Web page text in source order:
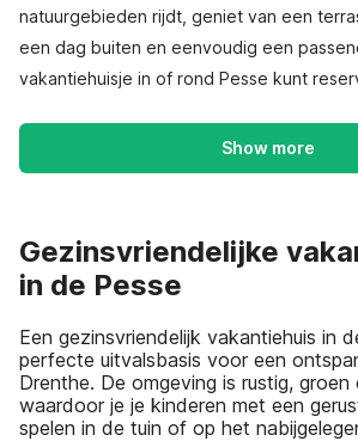
natuurgebieden rijdt, geniet van een
een dag buiten en eenvoudig een
vakantiehuisje in of rond Pesse kunt
Show more
Gezinsvriendelijke
in de Pesse
Een gezinsvriendelijk vakantiehuis in
perfecte uitvalsbasis voor een
Drenthe. De omgeving is rustig,
waardoor je je kinderen met een
spelen in de tuin of op het